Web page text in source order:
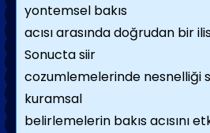
yontemsel bakıs
acısı arasında doğrudan bir
Sonucta siir
cozumlemelerinde nesnelliği
kuramsal
belirlemelerin bakıs acısını